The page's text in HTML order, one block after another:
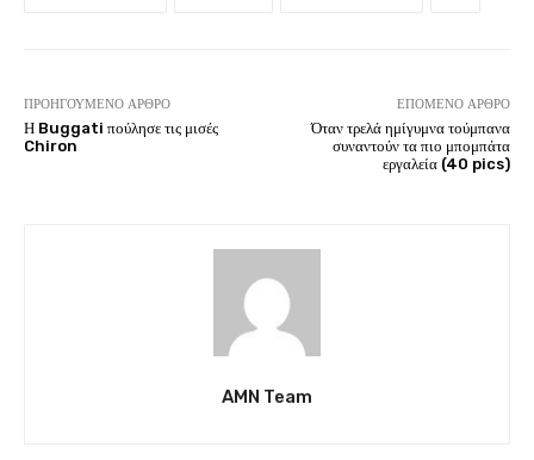
ΠΡΟΗΓΟΎΜΕΝΟ ΆΡΘΡΟ
Η Buggati πούλησε τις μισές
Chiron
ΕΠΌΜΕΝΟ ΆΡΘΡΟ
Όταν τρελά ημίγυμνα τούμπανα
συναντούν τα πιο μπομπάτα
εργαλεία (40 pics)
AMN Team